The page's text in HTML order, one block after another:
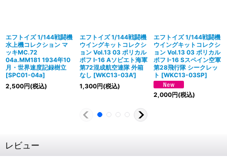
エフトイズ 1/144戦闘機
水上機コレクション マ
ッキMC.72
04a.MM181 1934年10
月・世界速度記録樹立
[SPC01-04a]
2,500円(税込)
エフトイズ 1/144戦闘機
ウイングキットコレクシ
ョン Vol.13 03 ポリカル
ポフ I-16 Aソビエト海軍
第72混成航空連隊 外箱
なし [WKC13-03A']
1,300円(税込)
エフトイズ 1/144戦闘機
ウイングキットコレクシ
ョン Vol.13 03 ポリカル
ポフ I-16 Sスペイン空軍
第28飛行隊 シークレッ
ト [WKC13-03SP]
2,000円(税込)
レビュー